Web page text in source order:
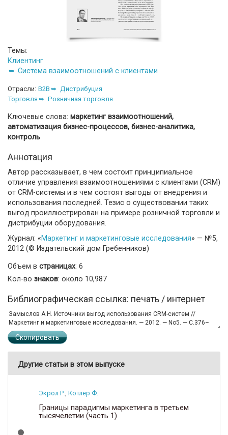
Темы:
Клиентинг
Система взаимоотношений с клиентами
Отрасли: B2B
Дистрибуция
Торговля
Розничная торговля
Ключевые слова: маркетинг взаимоотношений,
автоматизация бизнес-процессов, бизнес-аналитика,
контроль
Аннотация
Автор рассказывает, в чем состоит принципиальное
отличие управления взаимоотношениями с клиентами (CRM)
от CRM-системы и в чем состоят выгоды от внедрения и
использования последней. Тезис о существовании таких
выгод проиллюстрирован на примере розничной торговли и
дистрибуции оборудования.
Журнал: «Маркетинг и маркетинговые исследования» — №5,
2012 (© Издательский дом Гребенников)
Объем в страницах: 6
Кол-во знаков: около 10,987
Библиографическая ссылка: печать / интернет
Скопировать
Другие статьи в этом выпуске
Экрол Р. Котлер Ф.
Границы парадигмы маркетинга в третьем
тысячелетии (часть 1)